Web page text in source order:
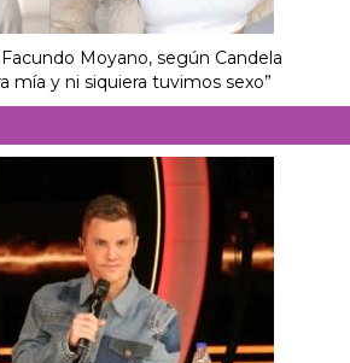
Moyano, según Candela
mía y ni siquiera tuvimos sexo”